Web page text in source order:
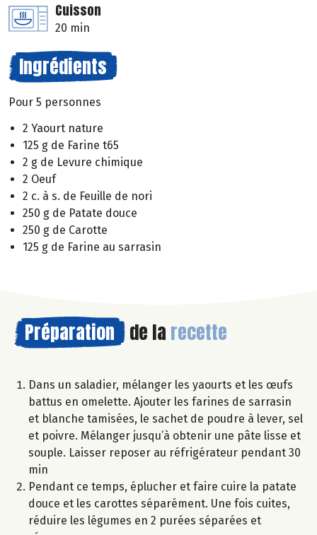
Cuisson
20 min
Ingrédients
Pour 5 personnes
2 Yaourt nature
125 g de Farine t65
2 g de Levure chimique
2 Oeuf
2 c. à s. de Feuille de nori
250 g de Patate douce
250 g de Carotte
125 g de Farine au sarrasin
Préparation de la recette
Dans un saladier, mélanger les yaourts et les œufs
battus en omelette. Ajouter les farines de sarrasin
et blanche tamisées, le sachet de poudre à lever, sel
et poivre. Mélanger jusqu’à obtenir une pâte lisse et
souple. Laisser reposer au réfrigérateur pendant 30
min
Pendant ce temps, éplucher et faire cuire la patate
douce et les carottes séparément. Une fois cuites,
réduire les légumes en 2 purées séparées et